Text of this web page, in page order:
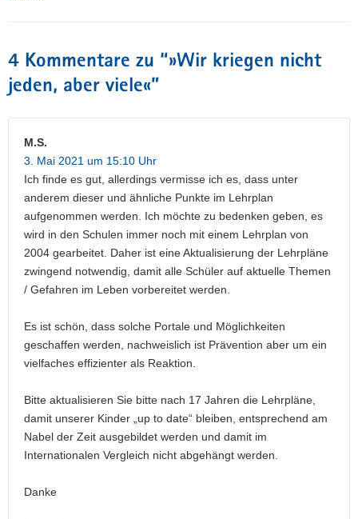
4 Kommentare zu “»Wir kriegen nicht
jeden, aber viele«”
M.S.
3. Mai 2021 um 15:10 Uhr
Ich finde es gut, allerdings vermisse ich es, dass unter
anderem dieser und ähnliche Punkte im Lehrplan
aufgenommen werden. Ich möchte zu bedenken geben, es
wird in den Schulen immer noch mit einem Lehrplan von
2004 gearbeitet. Daher ist eine Aktualisierung der Lehrpläne
zwingend notwendig, damit alle Schüler auf aktuelle Themen
/ Gefahren im Leben vorbereitet werden.
Es ist schön, dass solche Portale und Möglichkeiten
geschaffen werden, nachweislich ist Prävention aber um ein
vielfaches effizienter als Reaktion.
Bitte aktualisieren Sie bitte nach 17 Jahren die Lehrpläne,
damit unserer Kinder „up to date“ bleiben, entsprechend am
Nabel der Zeit ausgebildet werden und damit im
Internationalen Vergleich nicht abgehängt werden.
Danke